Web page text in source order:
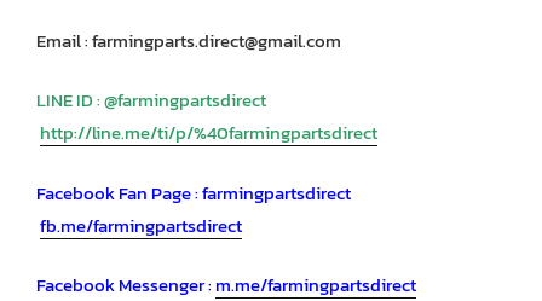
Email : farmingparts.direct@gmail.com
LINE ID : @farmingpartsdirect
http://line.me/ti/p/%40farmingpartsdirect
Facebook Fan Page : farmingpartsdirect
fb.me/farmingpartsdirect
Facebook Messenger : m.me/farmingpartsdirect